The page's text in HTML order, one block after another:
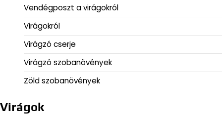
Vendégposzt a virágokról
Virágokról
Virágzó cserje
Virágzó szobanövények
Zöld szobanövények
Virágok